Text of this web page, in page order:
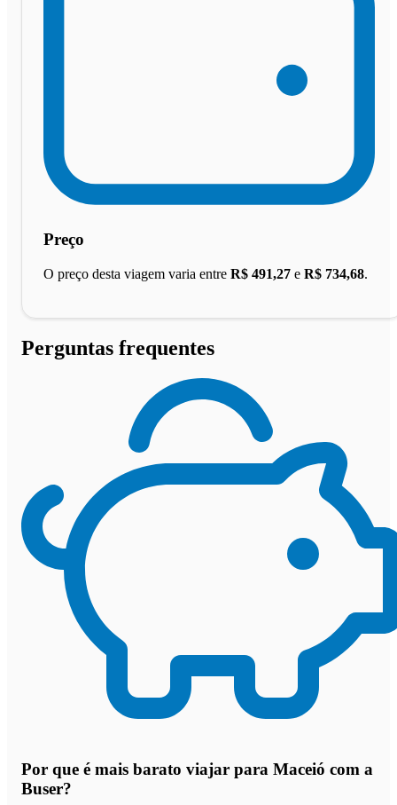
Preço
O preço desta viagem varia entre R$ 491,27 e R$ 734,68.
Perguntas frequentes
Por que é mais barato viajar para Maceió com a
Buser?